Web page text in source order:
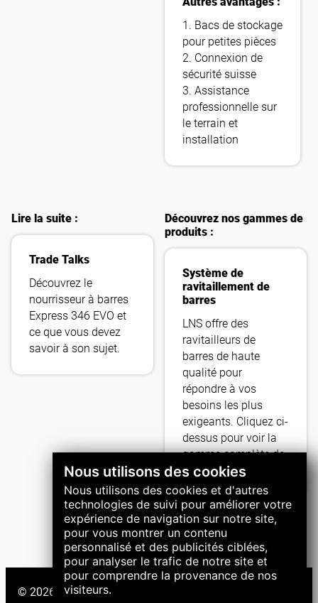
Nous utilisons des cookies
Nous utilisons des cookies et d'autres
technologies de suivi pour améliorer votre
expérience de navigation sur notre site,
pour vous montrer un contenu
personnalisé et des publicités ciblées,
pour analyser le trafic de notre site et
pour comprendre la provenance de nos
visiteurs.
1. Bacs de stockage
pour petites pièces
2. Connexion de
sécurité suisse
3. Assistance
professionnelle sur
le terrain et
installation
Lire la suite :
Trade Talks
Découvrez le
nourrisseur à barres
Express 346 EVO et
ce que vous devez
savoir à son sujet.
Découvrez nos gammes de
produits :
Système de
ravitaillement de
barres
LNS offre des
ravitailleurs de
barres de haute
qualité pour
répondre à vos
besoins les plus
exigeants. Cliquez ci-
dessus pour voir la
gamme complète de
produits.
© 2026 Groupe LNS. Tous droits réservés.